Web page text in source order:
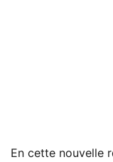
En cette nouvelle